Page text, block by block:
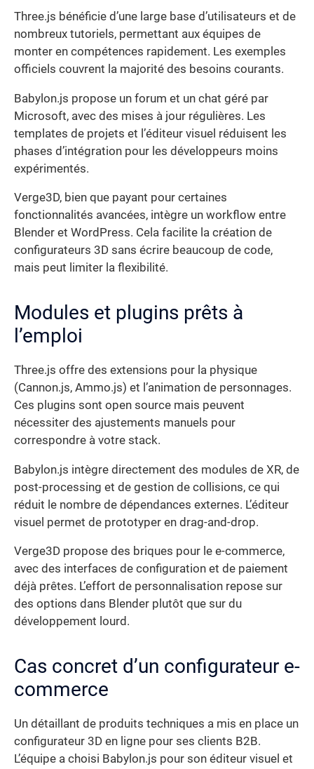
Three.js bénéficie d’une large base d’utilisateurs et de
nombreux tutoriels, permettant aux équipes de
monter en compétences rapidement. Les exemples
officiels couvrent la majorité des besoins courants.
Babylon.js propose un forum et un chat géré par
Microsoft, avec des mises à jour régulières. Les
templates de projets et l’éditeur visuel réduisent les
phases d’intégration pour les développeurs moins
expérimentés.
Verge3D, bien que payant pour certaines
fonctionnalités avancées, intègre un workflow entre
Blender et WordPress. Cela facilite la création de
configurateurs 3D sans écrire beaucoup de code,
mais peut limiter la flexibilité.
Modules et plugins prêts à
l’emploi
Three.js offre des extensions pour la physique
(Cannon.js, Ammo.js) et l’animation de personnages.
Ces plugins sont open source mais peuvent
nécessiter des ajustements manuels pour
correspondre à votre stack.
Babylon.js intègre directement des modules de XR, de
post-processing et de gestion de collisions, ce qui
réduit le nombre de dépendances externes. L’éditeur
visuel permet de prototyper en drag-and-drop.
Verge3D propose des briques pour le e-commerce,
avec des interfaces de configuration et de paiement
déjà prêtes. L’effort de personnalisation repose sur
des options dans Blender plutôt que sur du
développement lourd.
Cas concret d’un configurateur e-
commerce
Un détaillant de produits techniques a mis en place un
configurateur 3D en ligne pour ses clients B2B.
L’équipe a choisi Babylon.js pour son éditeur visuel et